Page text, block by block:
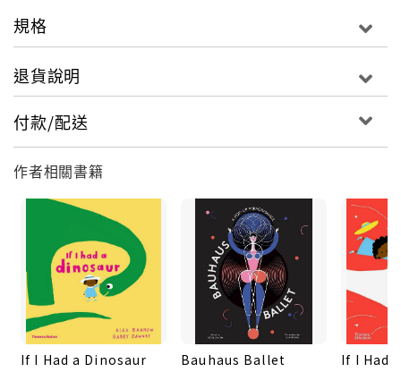
小男孩山姆帶著他的狗兒沿著倫敦市街遊逛。狗兒用輪
忙碌的倫敦街道，經過賣氣球的叔叔身邊，看到正彈奏
景喀嚓喀嚓按下相機快門，山姆和狗兒仍然沒有停下
來……
山姆知道自己想要找什麼。他們繼續走著，來到倫敦動
物園，那些在樹上嘎嘎叫的鸚鵡，以及快樂溜滑梯的企
鵝都沒吸引住他的目光，他要帶狗兒去看的，是他最喜
愛的毛絨絨負鼠一家！
讓人失望的是，負鼠們都睡著了，可惜今天沒有表演可
看。然而，當山姆轉身離開時，有趣的事發生了……可
愛的負鼠不知何時也跟了上來……這幾隻小跟班會發生
規格
退貨說明
付款/配送
作者相關書籍
If I Had a Dinosaur Bauhaus Ballet If I Had